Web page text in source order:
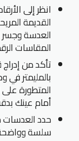
انظر إلى
العدسة وجسر
المقاسات
تأكد من
بالمليمتر في
المتطورة
أمام عينك
حدد العدسات
سلسة